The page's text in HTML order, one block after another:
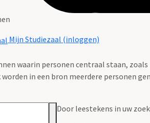
Mijn Studiezaal (inloggen)
waarin personen centraal staan,
worden in een bron meerdere personen
Door leestekens in uw